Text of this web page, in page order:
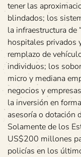
tener las
blindados; los
la infraestructura de
hospitales privados
remplazo de
individuos; los
micro y mediana
negocios y
la inversión en
asesoría o dotación
Solamente de los
US$200 millones
policías en los